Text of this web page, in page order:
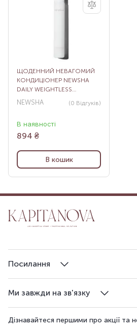
ЩОДЕННИЙ НЕВАГОМИЙ
КОНДИЦІОНЕР NEWSHA
DAILY WEIGHTLESS
CONDITIONER, 80 МЛ
NEWSHA (0 Відгуків)
В наявності
894 ₴
В кошик
Ми завжди на зв'язку
Посилання
Дізнавайтеся першими про акції та